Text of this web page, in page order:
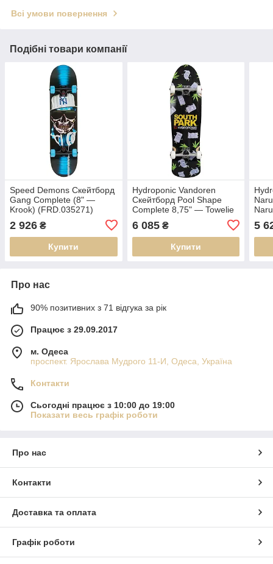
Всі умови повернення
Подібні товари компанії
Speed Demons Скейтборд
Gang Complete (8" —
Krook) (FRD.035271)
2 926 ₴
Купити
Hydroponic Vandoren
Скейтборд Pool Shape
Complete 8,75" — Towelie
6 085₴
Купити
5
Про нас
90% позитивних з 71 відгука за рік
Працює з 29.09.2017
м. Одеса
проспект. Ярослава Мудрого 11-И, Одеса, Україна
Контакти
Сьогодні працює з 10:00 до 19:00
Показати весь графік роботи
Про нас
Контакти
Доставка та оплата
Графік роботи